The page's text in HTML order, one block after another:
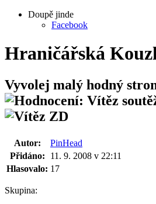
Doupě jinde
Facebook
Hraničářská
Vyvolej malý hodný
Autor:
PinHead
Přidáno:
11. 9. 2008 v 22:11
Hlasovalo: 17
Skupina: